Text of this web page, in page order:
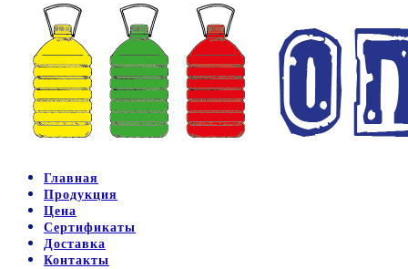
Главная
Продукция
Цена
Сертификаты
Доставка
Контакты